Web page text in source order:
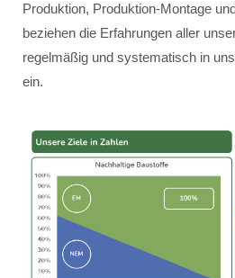
Produktion, Produktion-Montage
beziehen die Erfahrungen aller
regelmäßig und systematisch in
ein.